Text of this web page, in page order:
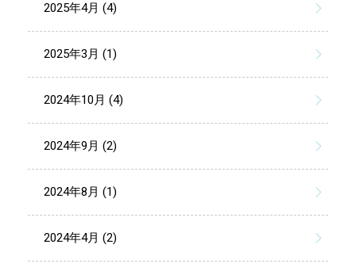
2025年4月 (4)
2025年3月 (1)
2024年10月 (4)
2024年9月 (2)
2024年8月 (1)
2024年4月 (2)